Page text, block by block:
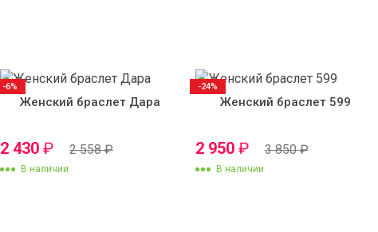
Женский браслет Дара
2 430 ₽ 2 558₽
В наличии
-6%
Женский браслет 599
2 950 ₽ 3 850₽
В наличии
-24%